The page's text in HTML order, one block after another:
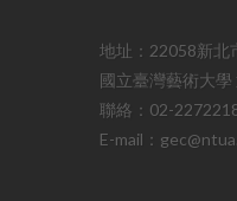
地址：22058新北
國立臺灣藝術大
聯絡：02-
E-mail：